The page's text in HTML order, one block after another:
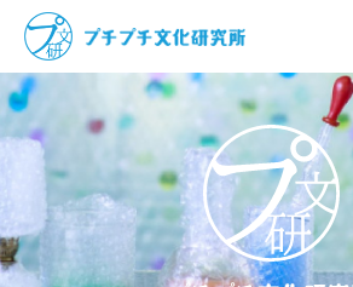
プチプチ文化研究所とは？
プチプチ文化レポート
プチプチSHOP